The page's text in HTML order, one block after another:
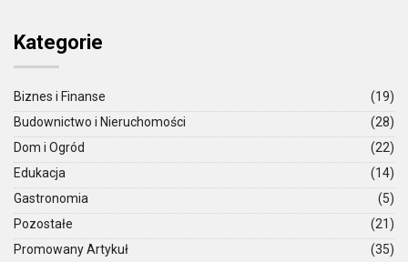
Kategorie
Biznes i Finanse
(19)
Budownictwo i Nieruchomości
(28)
Dom i Ogród
(22)
Edukacja
(14)
Gastronomia
(5)
Pozostałe
(21)
Promowany Artykuł
(35)